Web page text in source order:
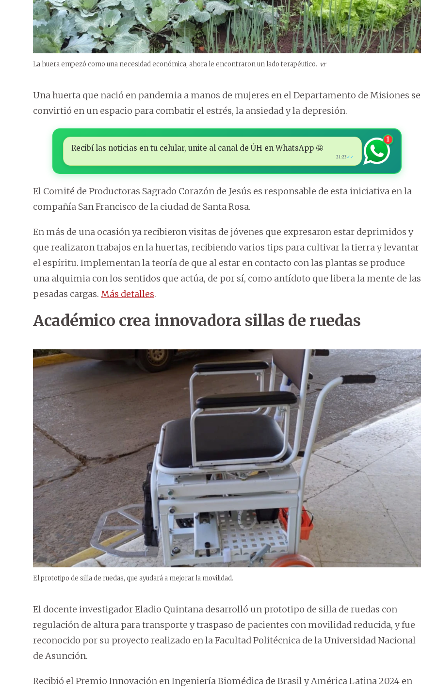
La huera empezó como una necesidad económica, ahora le encontraron un lado terapéutico. vr
Una huerta que nació en pandemia a manos de mujeres en el Departamento de Misiones se
convirtió en un espacio para combatir el estrés, la ansiedad y la depresión.
Recibí las noticias en tu celular, unite al canal de ÚH en WhatsApp 🤩
21:23 ✓✓
1
El Comité de Productoras Sagrado Corazón de Jesús es responsable de esta iniciativa en la
compañía San Francisco de la ciudad de Santa Rosa.
En más de una ocasión ya recibieron visitas de jóvenes que expresaron estar deprimidos y
que realizaron trabajos en la huertas, recibiendo varios tips para cultivar la tierra y levantar
el espíritu. Implementan la teoría de que al estar en contacto con las plantas se produce
una alquimia con los sentidos que actúa, de por sí, como antídoto que libera la mente de las
pesadas cargas. Más detalles.
Académico crea innovadora sillas de ruedas
El prototipo de silla de ruedas, que ayudará a mejorar la movilidad.
El docente investigador Eladio Quintana desarrolló un prototipo de silla de ruedas con
regulación de altura para transporte y traspaso de pacientes con movilidad reducida, y fue
reconocido por su proyecto realizado en la Facultad Politécnica de la Universidad Nacional
de Asunción.
Recibió el Premio Innovación en Ingeniería Biomédica de Brasil y América Latina 2024 en